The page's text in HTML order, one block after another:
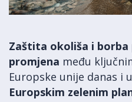
Zaštita okoliša i
promjena među
Europske unije danas i
Europskim zelenim